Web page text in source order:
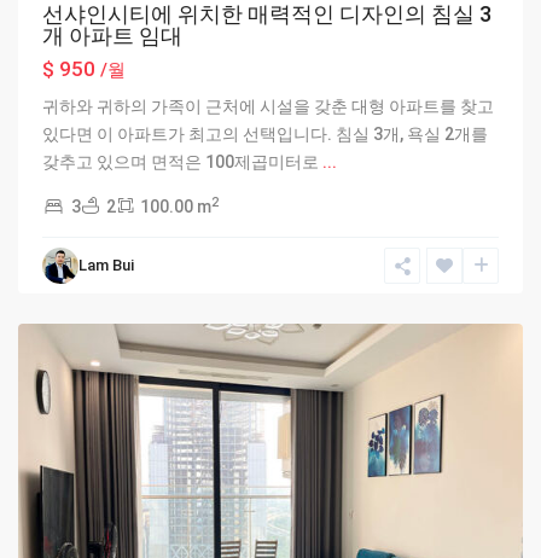
선샤인시티에 위치한 매력적인 디자인의 침실 3
개 아파트 임대
$ 950 /월
귀하와 귀하의 가족이 근처에 시설을 갖춘 대형 아파트를 찾고
있다면 이 아파트가 최고의 선택입니다. 침실 3개, 욕실 2개를
갖추고 있으며 면적은 100제곱미터로 ...
3 2 100.00 m2
Lam Bui